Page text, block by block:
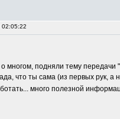
02:05:22
многом, подняли тему передачи
что ты сама (из первых рук,
много полезной